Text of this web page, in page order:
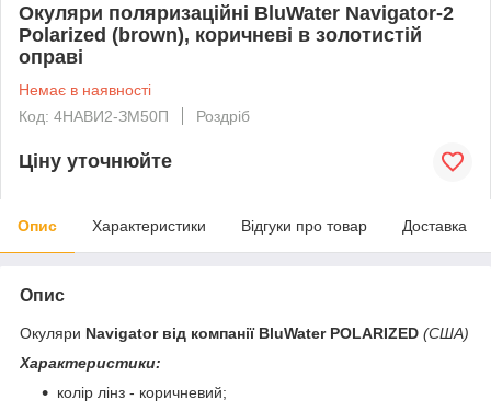
Окуляри поляризаційні BluWater Navigator-2
Polarized (brown), коричневі в золотистій
оправі
Немає в наявності
Код: 4НАВИ2-ЗМ50П
Роздріб
Ціну уточнюйте
Опис Характеристики Відгуки про товар Доставка
Опис
Окуляри Navigator від компанії BluWater POLARIZED (США)
Характеристики:
колір лінз - коричневий;